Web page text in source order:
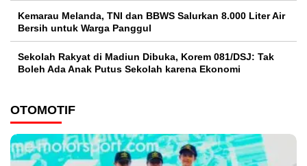
Kemarau Melanda, TNI dan BBWS Salurkan 8.000 Liter Air
Bersih untuk Warga Panggul
Sekolah Rakyat di Madiun Dibuka, Korem 081/DSJ: Tak
Boleh Ada Anak Putus Sekolah karena Ekonomi
OTOMOTIF